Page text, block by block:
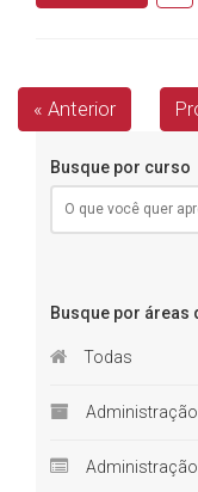
« Anterior
Busque por curso
Busque por áreas
Todas
Administração